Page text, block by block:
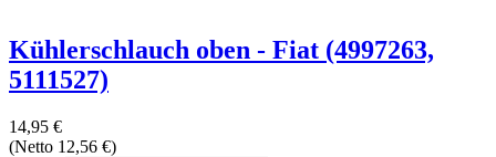
Kühlerschlauch oben - Fiat (4997263,
5111527)
14,95 €
(Netto 12,56 €)